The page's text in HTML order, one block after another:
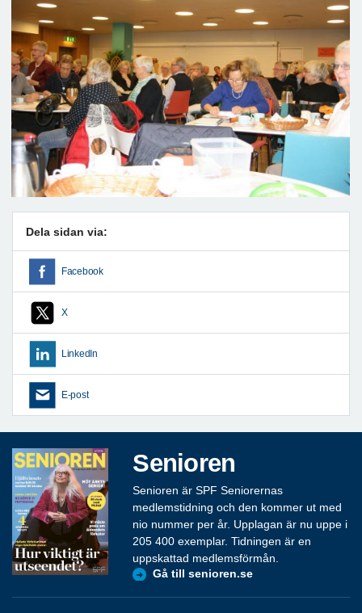
Dela sidan via:
Facebook
X
LinkedIn
E-post
Senioren
Senioren är SPF Seniorernas
medlemstidning och den kommer ut med
nio nummer per år. Upplagan är nu uppe i
205 400 exemplar. Tidningen är en
uppskattad medlemsförmån.
Gå till senioren.se